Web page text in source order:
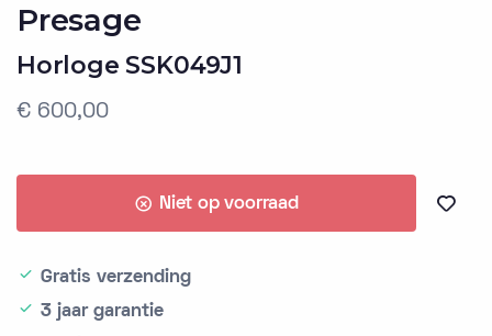
Presage
Horloge SSK049J1
€ 600,00
Niet op voorraad
Gratis verzending
3 jaar garantie